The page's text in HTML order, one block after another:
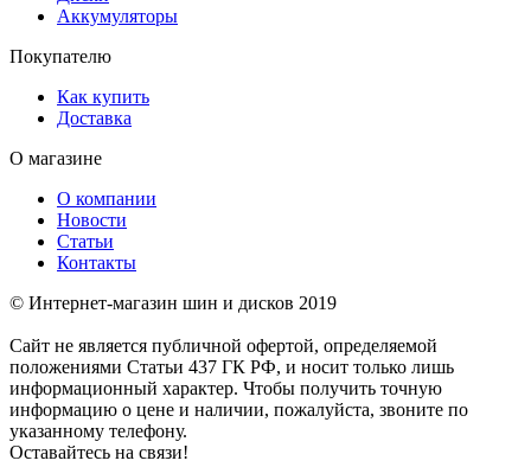
Аккумуляторы
Покупателю
Как купить
Доставка
О магазине
О компании
Новости
Статьи
Контакты
© Интернет-магазин шин и дисков 2019
Сайт не является публичной офертой, определяемой
положениями Статьи 437 ГК РФ, и носит только лишь
информационный характер. Чтобы получить точную
информацию о цене и наличии, пожалуйста, звоните по
указанному телефону.
Оставайтесь на связи!